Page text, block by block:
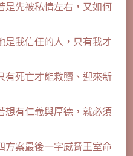
是先被私情左右，又如何
是我信任的人，只有我才
有死亡才能救贖、迎來新
想有仁義與厚德，就必須
方案最後一字威脅王室命